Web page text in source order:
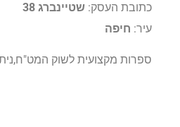
כתובת העסק: שטיינברג 38
עיר: חיפה
ספרות מקצועית לשוק